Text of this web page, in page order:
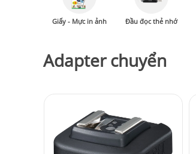
Giấy - Mực in ảnh Đầu đọc thẻ nhớ
Adapter chuyển